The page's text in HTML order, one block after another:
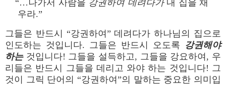
“…나가서 사람을 강권하여 데려다가내 집을 채
우라.”
그들은 반드시 “강권하여” 데려다가 하나님의 집으로
인도하는 것입니다. 그들은 반드시 오도록 강권해야
하는것입니다! 그들을 설득하고, 그들을 강요하여, 우
리들은 반드시 그들을 데리고 와야 하는 것입니다! 그
것이 그릭 단어의 “강권하여”의 말하는 중요한 의미입